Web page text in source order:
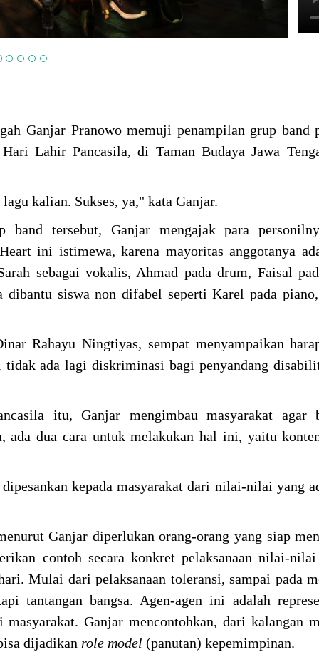
Ganjar Pranowo memuji penampilan grup band
Lahir Pancasila, di Taman Budaya Jawa
kalian. Sukses, ya," kata Ganjar.
band tersebut, Ganjar mengajak para
ini istimewa, karena mayoritas anggotanya
sebagai vokalis, Ahmad pada drum, Faisal
siswa non difabel seperti Karel pada
Rahayu Ningtiyas, sempat menyampaikan
ada lagi diskriminasi bagi penyandang
itu, Ganjar mengimbau masyarakat agar
ada dua cara untuk melakukan hal ini, yaitu
kepada masyarakat dari nilai-nilai yang
Ganjar diperlukan orang-orang yang siap
contoh secara konkret pelaksanaan nilai-nilai
Mulai dari pelaksanaan toleransi, sampai pada
tantangan bangsa. Agen-agen ini adalah
Ganjar mencontohkan, dari kalangan
dijadikan role model (panutan) kepemimpinan.